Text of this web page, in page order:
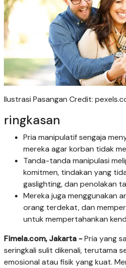
Ilustrasi Pasangan Credit:
ringkasan
Pria manipulatif sengaja
mereka agar korban tidak
Tanda-tanda manipulasi
komitmen, tindakan yang
gaslighting, dan penolakan
Mereka juga menggunakan
orang terdekat, dan
untuk mempertahankan
Fimela.com, Jakarta -Pria yang
seringkali sulit dikenali, terutama
emosional atau fisik yang kuat.